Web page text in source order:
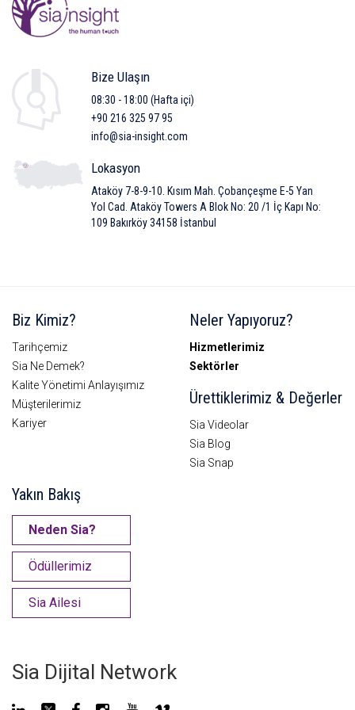
Bize Ulaşın
08:30 - 18:00 (Hafta içi)
+90 216 325 97 95
info@sia-insight.com
Lokasyon
Ataköy 7-8-9-10. Kısım Mah. Çobançeşme E-5 Yan
Yol Cad. Ataköy Towers A Blok No: 20 /1 İç Kapı No:
109 Bakırköy 34158 İstanbul
Biz Kimiz?
Tarihçemiz
Sia Ne Demek?
Kalite Yönetimi Anlayışımız
Müşterilerimiz
Kariyer
Neler Yapıyoruz?
Hizmetlerimiz
Sektörler
Ürettiklerimiz & Değerler
Sia Videolar
Sia Blog
Sia Snap
Yakın Bakış
Neden Sia?
Ödüllerimiz
Sia Ailesi
Sia Dijital Network